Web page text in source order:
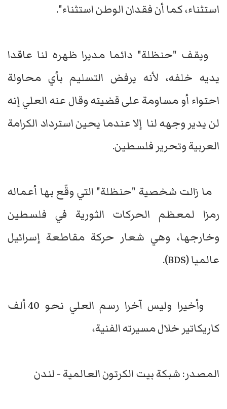
استثناء، كما أن فقدان الوطن استثناء".
ويقف "حنظلة" دائما مديرا ظهره لنا عاقدا
يديه خلفه، لأنه يرفض التسليم بأي محاولة
احتواء أو مساومة على قضيته وقال عنه العلي إنه
لن يدير وجهه لنا إلا عندما يحين استرداد الكرامة
العربية وتحرير فلسطين.
ما زالت شخصية "حنظلة" التي وقّع بها أعماله
رمزا لمعظم الحركات الثورية في فلسطين
وخارجها، وهي شعار حركة مقاطعة إسرائيل
عالميا (BDS).
وأخيرا وليس آخرا رسم العلي نحو 40 ألف
كاريكاتير خلال مسيرته الفنية،
المصدر: شبكة بيت الكرتون العالمية - لندن